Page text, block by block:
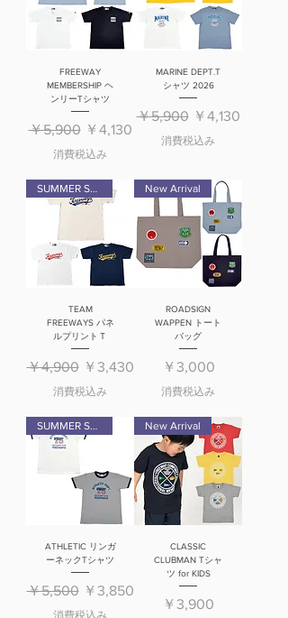
FREEWAY
MEMBERSHIP ヘ
ンリーTシャツ
通常価格
￥5,900 セール価格
￥4,130
消費税込み
MARINE DEPT.T
シャツ 2026
通常価格
￥5,900 セール価格
￥4,130
消費税込み
SUMMER SALE
TEAM
FREEWAYS パネ
ルプリントＴ
通常価格
￥4,900 セール価格
￥3,430
消費税込み
New Arrival
ROADSIGN
WAPPEN トート
バッグ
価格
￥3,000
消費税込み
SUMMER SALE
ATHLETIC リンガ
ーネックTシャツ
通常価格
￥5,500 セール価格
￥3,850
消費税込み
New Arrival
CLASSIC
CLUBMAN Tシャ
ツ for KIDS
価格
￥3,900